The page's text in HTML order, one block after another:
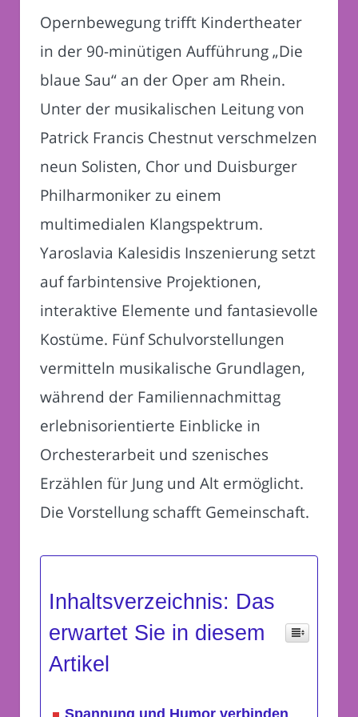
Opernbewegung trifft Kindertheater
in der 90-minütigen Aufführung „Die
blaue Sau“ an der Oper am Rhein.
Unter der musikalischen Leitung von
Patrick Francis Chestnut verschmelzen
neun Solisten, Chor und Duisburger
Philharmoniker zu einem
multimedialen Klangspektrum.
Yaroslavia Kalesidis Inszenierung setzt
auf farbintensive Projektionen,
interaktive Elemente und fantasievolle
Kostüme. Fünf Schulvorstellungen
vermitteln musikalische Grundlagen,
während der Familiennachmittag
erlebnisorientierte Einblicke in
Orchesterarbeit und szenisches
Erzählen für Jung und Alt ermöglicht.
Die Vorstellung schafft Gemeinschaft.
Inhaltsverzeichnis: Das
erwartet Sie in diesem
Artikel